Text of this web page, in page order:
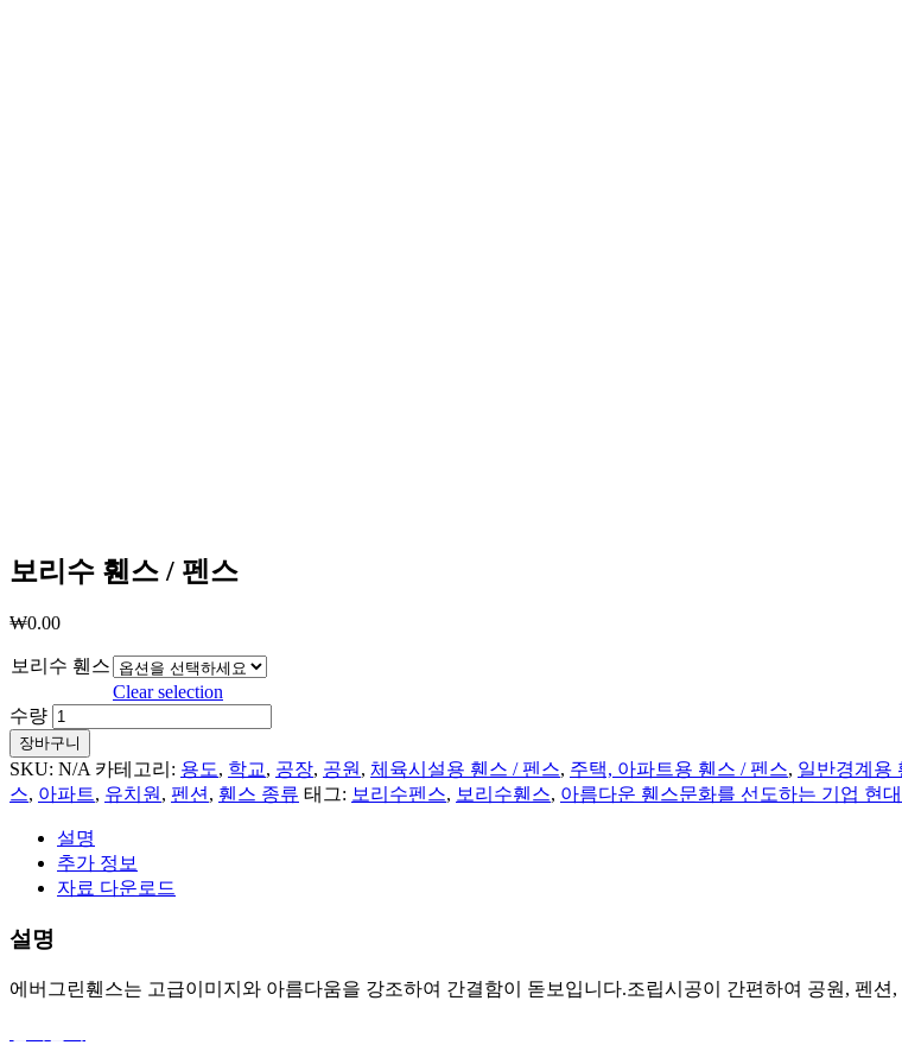
보리수 휀스 / 펜스
₩0.00
보리수 휀스
Clear selection
수량
장바구니
SKU: N/A 카테고리: 용도, 학교, 공장, 공원, 체육시설용 휀스 / 펜스, 주택, 아파트용 휀스 / 펜스, 일반경계용
스, 아파트, 유치원, 펜션, 휀스 종류 태그: 보리수펜스, 보리수휀스, 아름다운 휀스문화를 선도하는 기업 현
설명
추가 정보
자료 다운로드
설명
에버그린휀스는 고급이미지와 아름다움을 강조하여 간결함이 돋보입니다.조립시공이 간편하여 공원, 펜